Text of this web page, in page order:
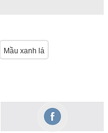
Mầu xanh lá